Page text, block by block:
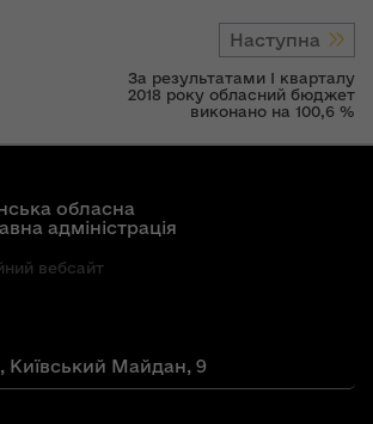
Наступна
За результатами І кварталу
2018 року обласний бюджет
виконано на 100,6 %
обласна
адміністрація
вебсайт
Київський Майдан, 9